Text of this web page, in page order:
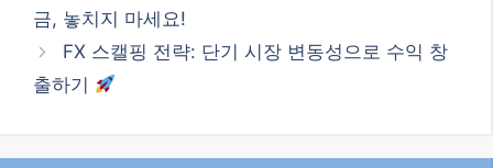
금, 놓치지 마세요!
FX 스캘핑 전략: 단기 시장 변동성으로 수익 창
출하기